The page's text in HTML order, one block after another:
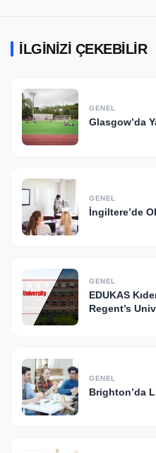
İLGINIZI ÇEKEBILIR
GENEL
Glasgow’da
GENEL
İngiltere’de
GENEL
EDUKAS
Regent’s
GENEL
Brighton’da